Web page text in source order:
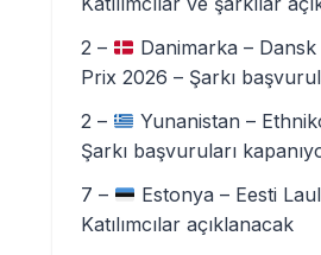
2 –
Danimarka –
Prix 2026 – Şarkı
2 –
Yunanistan –
Şarkı başvuruları
7 –
Estonya – Eesti
Katılımcılar açıklanacak